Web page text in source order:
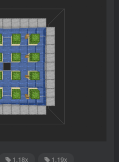
1.18x
1.19x